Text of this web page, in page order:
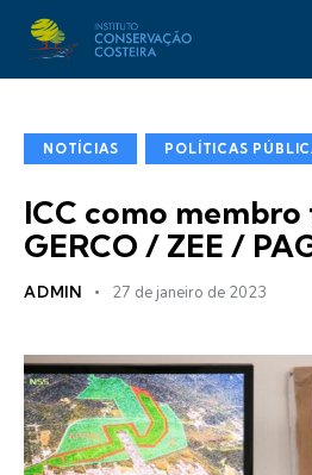
NOTÍCIAS POLÍTICAS
ICC como
GERCO / ZEE /
ADMIN 27 de janeiro de 2023